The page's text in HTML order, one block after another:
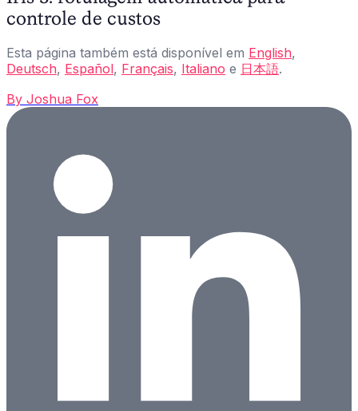
controle de custos
Esta página também está disponível em English,
Deutsch, Español, Français, Italiano e 日本語.
By Joshua Fox